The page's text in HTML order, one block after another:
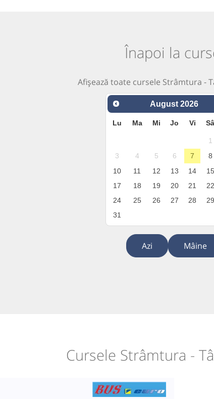
Înapoi la
Afișează toate cursele Strâmtura -
August 2026
Lu Ma Mi Jo Vi Sâ
1
3
4 5 6 7 8
10
11 12 13 14 15
17
18 19 20 21 22
24
25 26 27 28 29
31
Azi Mâine
Cursele Strâmtura -